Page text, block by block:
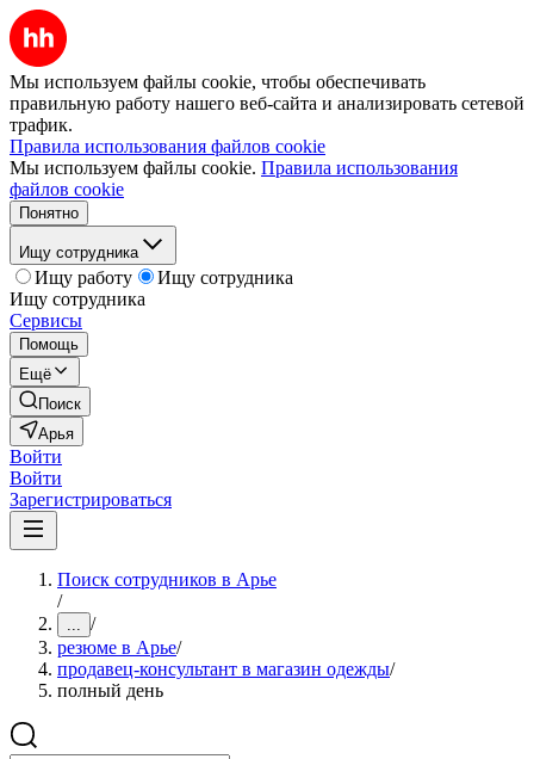
Мы используем файлы cookie, чтобы обеспечивать
правильную работу нашего веб-сайта и анализировать сетевой
трафик.
Правила использования файлов cookie
Мы используем файлы cookie. Правила использования
файлов cookie
Понятно
Ищу сотрудника
Ищу работу
Ищу сотрудника
Ищу сотрудника
Сервисы
Помощь
Ещё
Поиск
Арья
Войти
Войти
Зарегистрироваться
Поиск сотрудников в Арье
/
... /
резюме в Арье/
продавец-консультант в магазин одежды/
полный день